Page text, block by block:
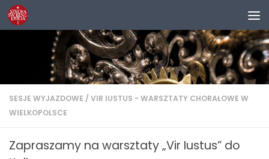
Przejdź do treści
SESJE WYJAZDOWE / VIR IUSTUS - WARSZTATY CHORAŁOWE W
WIELKOPOLSCE
Zapraszamy na warsztaty „Vir Iustus” do